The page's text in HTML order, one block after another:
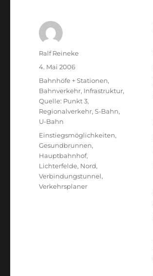
Autor
Ralf Reineke
Veröffentlicht
am
4. Mai 2006
Kategorien
Bahnhöfe + Stationen,
Bahnverkehr, Infrastruktur,
Quelle: Punkt 3,
Regionalverkehr,S-Bahn,
U-Bahn
Schlagwörter
Einstiegsmöglichkeiten,
Gesundbrunnen,
Hauptbahnhof,
Lichterfelde, Nord,
Verbindungstunnel,
Verkehrsplaner